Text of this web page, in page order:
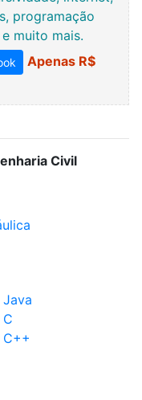
programação
muito mais.
Apenas R$
Civil
C++